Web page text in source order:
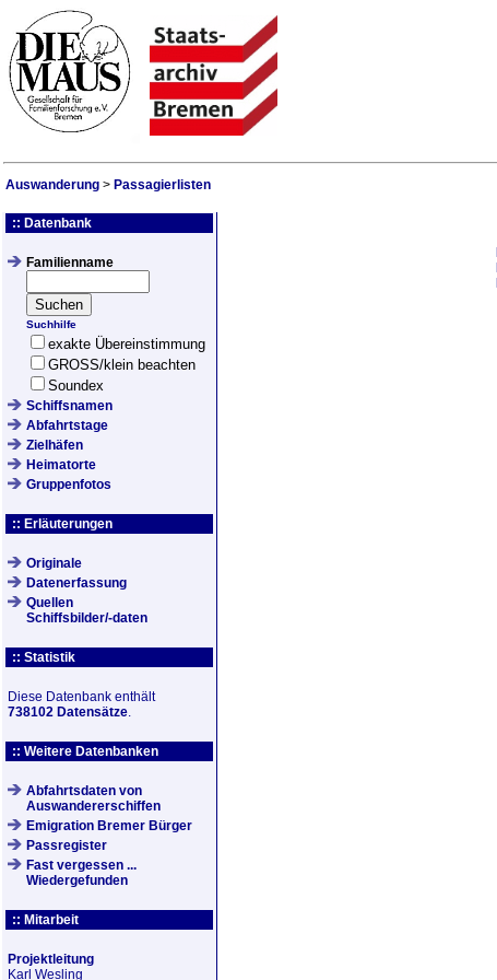
Auswanderung > Passagierlisten
:: Datenbank
Familienname
Suchhilfe
exakte Übereinstimmung
GROSS/klein beachten
Soundex
Schiffsnamen
Abfahrtstage
Zielhäfen
Heimatorte
Gruppenfotos
:: Erläuterungen
Originale
Datenerfassung
Quellen
Schiffsbilder/-daten
:: Statistik
Diese Datenbank enthält
738102 Datensätze.
:: Weitere Datenbanken
Abfahrtsdaten von
Auswandererschiffen
Emigration Bremer Bürger
Passregister
Fast vergessen ...
Wiedergefunden
:: Mitarbeit
Projektleitung
Karl Wesling